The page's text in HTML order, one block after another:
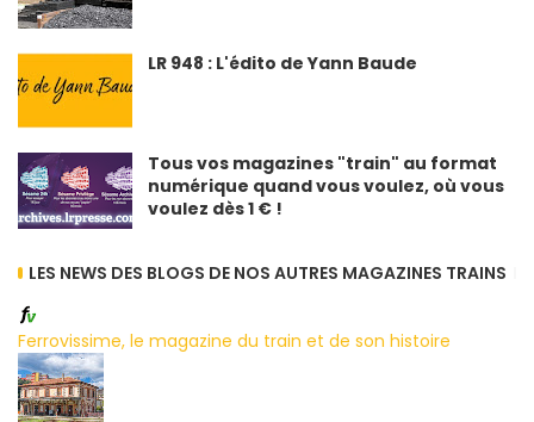
LR 948 : L'édito de Yann Baude
Tous vos magazines "train" au format
numérique quand vous voulez, où vous
voulez dès 1 € !
LES NEWS DES BLOGS DE NOS AUTRES MAGAZINES TRAINS
Ferrovissime, le magazine du train et de son histoire